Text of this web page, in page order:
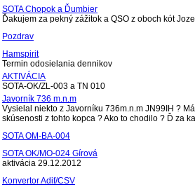
SOTA Chopok a Ďumbier
Ďakujem za pekný zážitok a QSO z oboch kót
Pozdrav
Hamspirit
Termin odosielania dennikov
AKTIVÁCIA
SOTA-OK/ZL-003 a TN 010
Javorník 736 m.n.m
Vysielal niekto z Javorníku 736m.n.m JN99IH ?
skúsenosti z tohto kopca ? Ako to chodilo ? Ď za
SOTA OM-BA-004
SOTA OK/MO-024 Gírová
aktivácia 29.12.2012
Konvertor Adif/CSV